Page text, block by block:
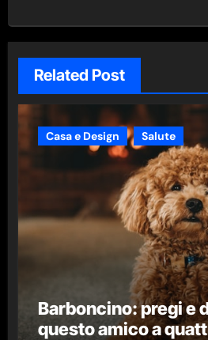
Related Post
Casa e Design Salute
Barboncino: pregi e
questo amico a